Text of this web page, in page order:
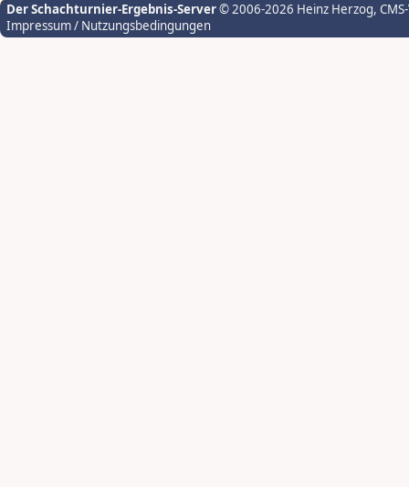
Der Schachturnier-Ergebnis-Server© 2006-2026 Heinz Herzog,
Impressum / Nutzungsbedingungen